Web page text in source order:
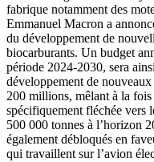
fabrique notamment des
Emmanuel Macron a
du développement de
biocarburants. Un budget
période 2024-2030, sera
développement de
200 millions, mêlant à la
spécifiquement fléchée vers
500 000 tonnes à l’horizon
également débloqués en
qui travaillent sur l’avion